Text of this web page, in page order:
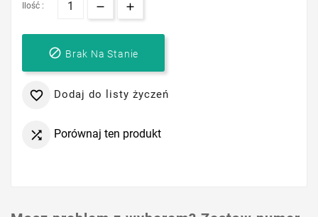
Ilość :
 Brak Na Stanie
 Dodaj do listy życzeń
 Porównaj ten produkt